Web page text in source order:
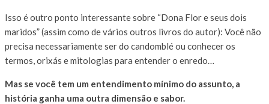
Isso é outro ponto interessante sobre “Dona Flor e seus dois
maridos” (assim como de vários outros livros do autor): Você não
precisa necessariamente ser do candomblé ou conhecer os
termos, orixás e mitologias para entender o enredo…
Mas se você tem um entendimento mínimo do assunto, a
história ganha uma outra dimensão e sabor.